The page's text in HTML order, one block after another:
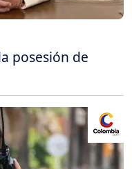
posesión de